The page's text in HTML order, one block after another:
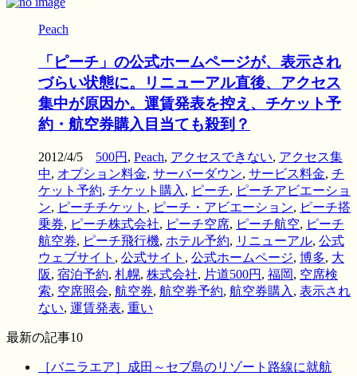
Peach
「ピーチ」の公式ホームページが、表示され
づらい状態に。リニューアル直後、アクセス
集中が原因か。運賃発表を控え、チケット予
約・航空券購入目当ても殺到？
2012/4/5 500円 , Peach, アクセスできない, アクセス集
中, オプション料金, サーバーダウン, サービス料金, チ
ケット予約, チケット購入 , ピーチ, ピーチアビエーショ
ン, ピーチチケット , ピーチ・アビエーション, ピーチ搭
乗券, ピーチ株式会社, ピーチ空席, ピーチ航空, ピーチ
航空券, ピーチ飛行機, ホテル予約, リニューアル, 公式
ウェブサイト , 公式サイト , 公式ホームページ, 博多, 大
阪, 宿泊予約, 札幌, 株式会社, 片道500円 , 福岡, 空席検
索, 空席照会, 航空券, 航空券予約, 航空券購入 , 表示され
ない, 運賃発表, 重い
最新の記事10
［バニラエア］成田～セブ島のリゾート路線に就航